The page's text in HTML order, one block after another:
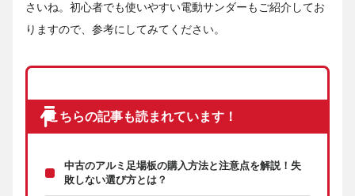
さいね。初心者でも使いやすい電動サンダーもご紹介してお
りますので、参考にしてみてください。
こちらの記事も読まれています！
中古のアルミ足場板の購入方法と注意点を解説！失
敗しない選び方とは？